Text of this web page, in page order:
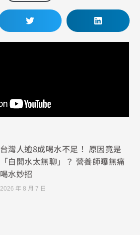
台灣人逾8成喝水不足！ 原因竟是
「白開水太無聊」？ 營養師曝無痛
喝水妙招
2026 年 8 月 7 日